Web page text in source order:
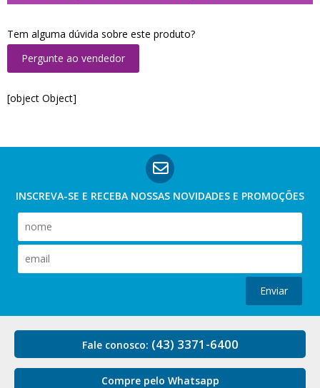
Tem alguma dúvida sobre este produto?
Pergunte ao vendedor
[object Object]
INSCREVA-SE E RECEBA NOSSAS NOVIDADES E PROMOÇÕES
Enviar
Fale conosco: (43) 3371-6400
Compre pelo Whatsapp